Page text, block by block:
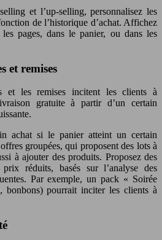
et l’up-selling, personnalisez les
de l’historique d’achat. Affichez
pages, dans le panier, ou dans les
et remises
et les remises incitent les clients à
gratuite à partir d’un certain
achat si le panier atteint un certain
groupées, qui proposent des lots à
à ajouter des produits. Proposez des
réduits, basés sur l’analyse des
Par exemple, un pack « Soirée
pourrait inciter les clients à